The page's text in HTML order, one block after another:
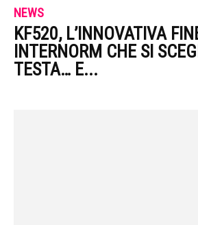
NEWS
KF520, L’INNOVATIVA
INTERNORM CHE SI
TESTA… E...